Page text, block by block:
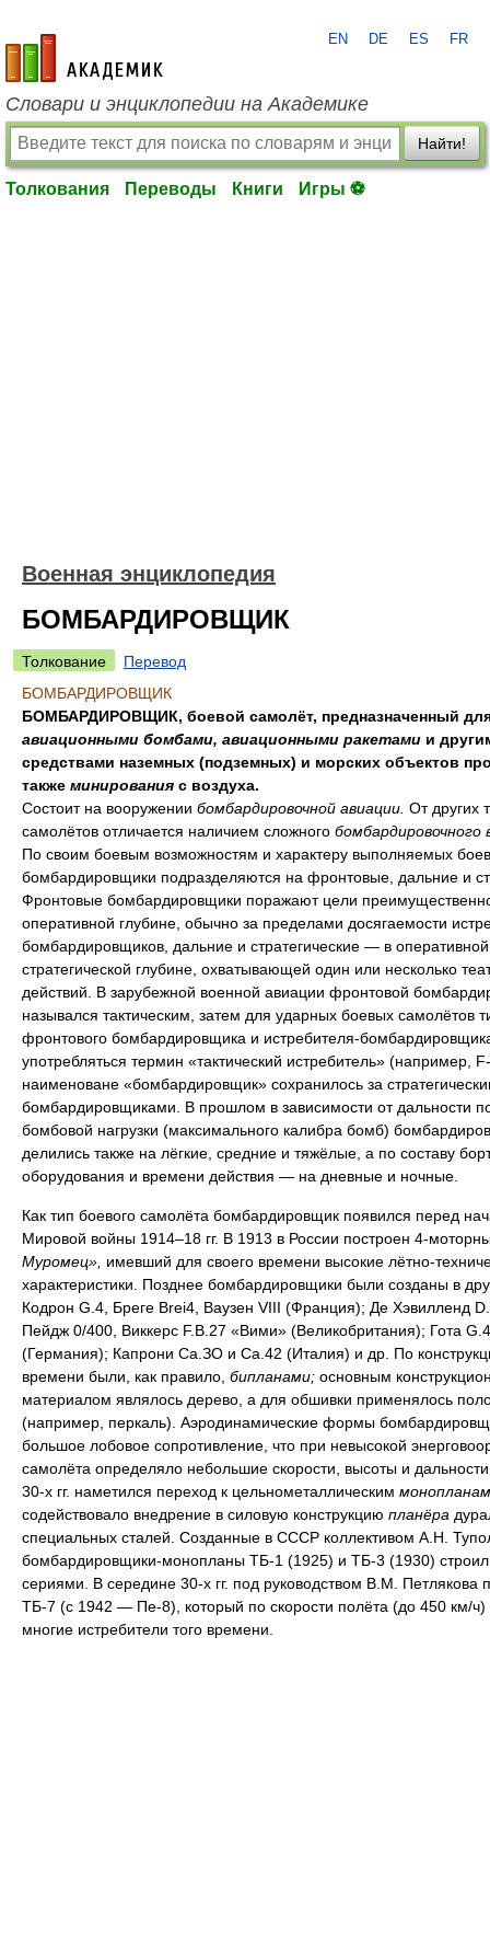
academic.ru
EN DE ES FR
Словари и энциклопедии на Академике
Найти!
Толкования Переводы Книги Игры ⚽
Военная энциклопедия
БОМБАРДИРОВЩИК
Толкование
Перевод
БОМБАРДИРОВЩИК
БОМБАРДИРОВЩИК, боевой самолёт, предназначенный
авиационными бомбами, авиационными ракетами и
средствами наземных (подземных) и морских объектов
также минирования с воздуха.
Состоит на вооружении бомбардировочной авиации. От других
самолётов отличается наличием сложного бомбардировочного
По своим боевым возможностям и характеру выполняемых
бомбардировщики подразделяются на фронтовые, дальние и
Фронтовые бомбардировщики поражают цели
оперативной глубине, обычно за пределами досягаемости
бомбардировщиков, дальние и стратегические — в
стратегической глубине, охватывающей один или несколько
действий. В зарубежной военной авиации фронтовой
назывался тактическим, затем для ударных боевых самолётов
фронтового бомбардировщика и истребителя-
употребляться термин «тактический истребитель» (например,
наименоване «бомбардировщик» сохранилось за
бомбардировщиками. В прошлом в зависимости от дальности
бомбовой нагрузки (максимального калибра бомб)
делились также на лёгкие, средние и тяжёлые, а по составу
оборудования и времени действия — на дневные и ночные.
Как тип боевого самолёта бомбардировщик появился перед
Мировой войны 1914–18 гг. В 1913 в России построен 4-
Муромец», имевший для своего времени высокие лётно-
характеристики. Позднее бомбардировщики были созданы в
Кодрон G.4, Бреге Brei4, Ваузен VIII (Франция); Де Хэвилленд
Пейдж 0/400, Виккерс F.B.27 «Вими» (Великобритания); Гота
(Германия); Капрони Са.ЗО и Са.42 (Италия) и др. По
времени были, как правило, бипланами; основным
материалом являлось дерево, а для обшивки применялось
(например, перкаль). Аэродинамические формы
большое лобовое сопротивление, что при невысокой
самолёта определяло небольшие скорости, высоты и
30-х гг. наметился переход к цельнометаллическим
содействовало внедрение в силовую конструкцию планёра
специальных сталей. Созданные в СССР коллективом А.Н.
бомбардировщики-монопланы ТБ-1 (1925) и ТБ-3 (1930)
сериями. В середине 30-х гг. под руководством В.М. Петлякова
ТБ-7 (с 1942 — Пе-8), который по скорости полёта (до 450 км/ч)
многие истребители того времени.